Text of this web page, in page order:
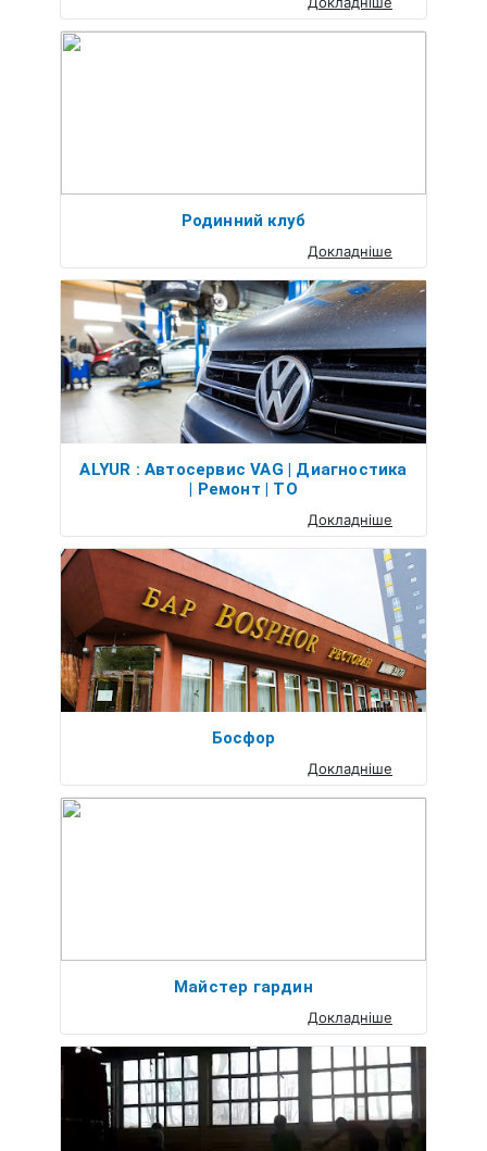
Родинний клуб
Докладніше
ALYUR : Автосервис VAG | Диагностика
| Ремонт | ТО
Докладніше
Босфор
Докладніше
Майстер гардин
Докладніше